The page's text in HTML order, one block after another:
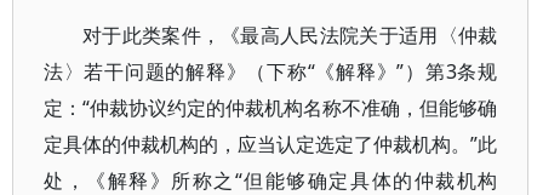
对于此类案件，《最高人民法院关于适用〈仲裁
法〉若干问题的解释》（下称“《解释》”）第3条规
定：“仲裁协议约定的仲裁机构名称不准确，但能够确
定具体的仲裁机构的，应当认定选定了仲裁机构。”此
处，《解释》所称之“但能够确定具体的仲裁机构